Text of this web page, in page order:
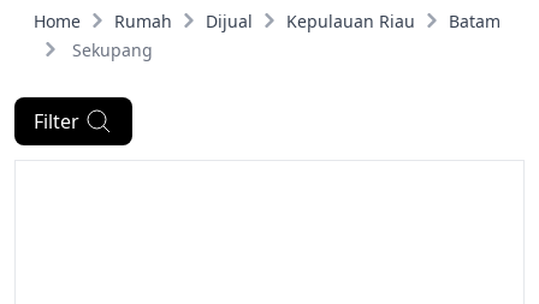
Home Rumah Dijual Kepulauan Riau
Batam
Sekupang
Filter